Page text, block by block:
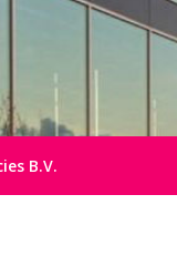
B.V.